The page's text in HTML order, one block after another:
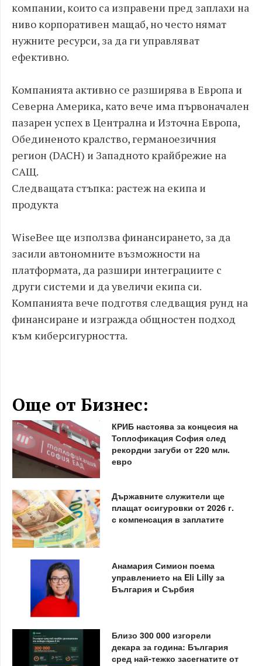
компании, които са изправени пред заплахи на
ниво корпоративен мащаб, но често нямат
нужните ресурси, за да ги управляват
ефективно.
Компанията активно се разширява в Европа и
Северна Америка, като вече има първоначален
пазарен успех в Централна и Източна Европа,
Обединеното кралство, германоезичния
регион (DACH) и Западното крайбрежие на
САЩ.
Следващата стъпка: растеж на екипа и
продукта
WiseBee ще използва финансирането, за да
засили автономните възможности на
платформата, да разшири интеграциите с
други системи и да увеличи екипа си.
Компанията вече подготвя следващия рунд на
финансиране и изгражда общностен подход
към киберсигурността.
Още от Бизнес:
КРИБ настоява за концесия на
Топлофикация София след
рекордни загуби от 220 млн.
евро
Държавните служители ще
плащат осигуровки от 2026 г.
с компенсация в заплатите
Анамария Симион поема
управлението на Eli Lilly за
България и Сърбия
Близо 300 000 изгорели
декара за година: България
сред най-тежко засегнатите от